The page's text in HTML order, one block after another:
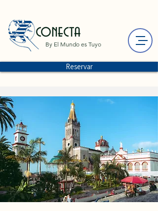
conecta
By El Mundo es Tuyo
Reservar